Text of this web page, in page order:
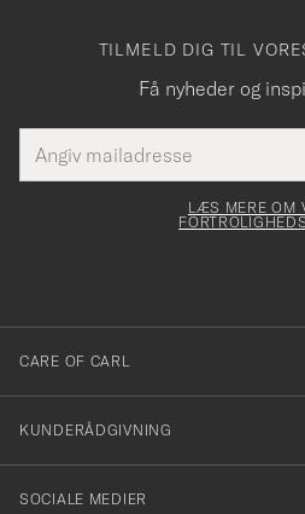
TILMELD DIG TIL
Få nyheder og
mailadresse
skal
Tack
för
dig
till
vårt
nyhetsbrev!
LÆS MERE OM
CARE OF CARL
KUNDERÅDGIVNING
SOCIALE MEDIER